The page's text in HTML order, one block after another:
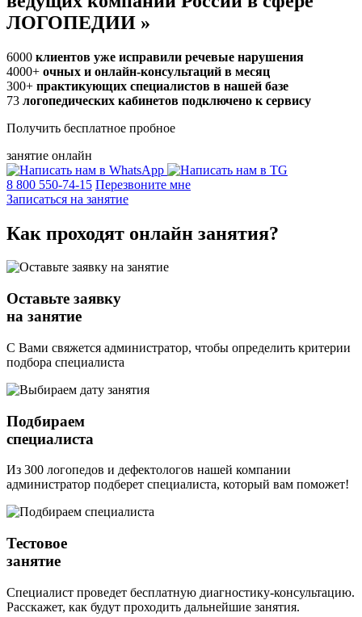
ЛОГОПЕДИИ »
6000 клиентов уже исправили речевые нарушения
4000+ очных и онлайн-консультаций в месяц
300+ практикующих специалистов в нашей базе
73 логопедических кабинетов подключено к сервису
Получить бесплатное пробное
занятие онлайн
8 800 550-74-15 Перезвоните мне
Записаться на занятие
Как проходят онлайн занятия?
Оставьте заявку
на занятие
С Вами свяжется администратор, чтобы определить критерии
подбора специалиста
Подбираем
специалиста
Из 300 логопедов и дефектологов нашей компании
администратор подберет специалиста, который вам поможет!
Тестовое
занятие
Специалист проведет бесплатную диагностику-консультацию.
Расскажет, как будут проходить дальнейшие занятия.